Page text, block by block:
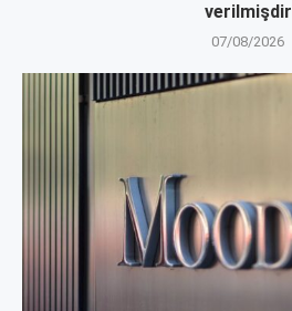
verilmişdir
07/08/2026